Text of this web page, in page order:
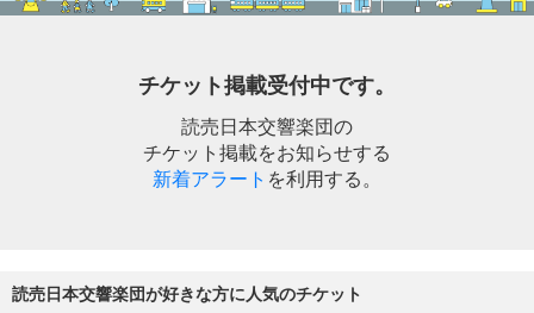
チケット掲載受付中です。
読売日本交響楽団の
チケット掲載をお知らせする
新着アラート を利用する。
読売日本交響楽団が好きな方に人気のチケット